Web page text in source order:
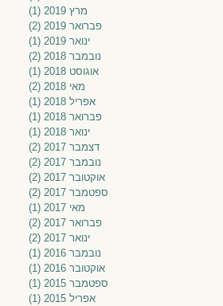
מרץ 2019
(1)
פברואר 2019
(2)
ינואר 2019
(1)
נובמבר 2018
(2)
אוגוסט 2018
(1)
מאי 2018
(2)
אפריל 2018
(1)
פברואר 2018
(1)
ינואר 2018
(1)
דצמבר 2017
(2)
נובמבר 2017
(2)
אוקטובר 2017
(2)
ספטמבר 2017
(2)
מאי 2017
(1)
פברואר 2017
(2)
ינואר 2017
(2)
נובמבר 2016
(1)
אוקטובר 2016
(1)
ספטמבר 2015
(1)
אפריל 2015
(1)